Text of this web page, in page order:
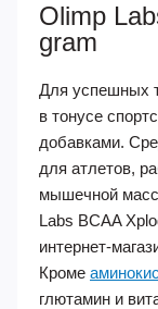
Olimp
gram
Для успешных
в тонусе
добавками.
для атлетов,
мышечной
Labs BCAA
интернет-
Кроме
глютамин и